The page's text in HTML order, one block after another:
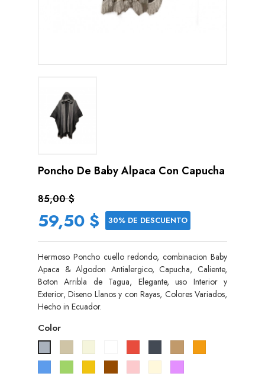
Poncho De Baby Alpaca Con Capucha
85,00 $
59,50 $ 30% DE DESCUENTO
Hermoso Poncho cuello redondo, combinacion Baby
Apaca & Algodon Antialergico, Capucha, Caliente,
Boton Arribla de Tagua, Elegante, uso Interior y
Exterior, Diseno Llanos y con Rayas, Colores Variados,
Hecho in Ecuador.
Color
pardo